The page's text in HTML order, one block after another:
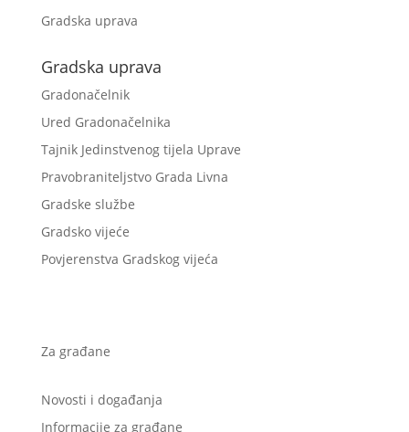
Gradska uprava
Gradska uprava
Gradonačelnik
Ured Gradonačelnika
Tajnik Jedinstvenog tijela Uprave
Pravobraniteljstvo Grada Livna
Gradske službe
Gradsko vijeće
Povjerenstva Gradskog vijeća
Za građane
Novosti i događanja
Informacije za građane